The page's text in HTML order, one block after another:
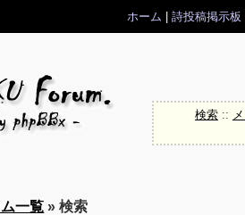
ホーム 詩投稿掲示板
検索::
一覧 » 検索